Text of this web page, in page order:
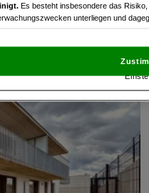
GmbH
Es besteht insbesondere das
unterliegen und
gegen die Verarbeitung auf der
Einstellungen“, die sich auf jeder Seite
unsere Partner verarbeiten
genauer Standortdaten.
Informationen auf einem Endgerät.
von Inhalten,
Partner (Lieferanten)